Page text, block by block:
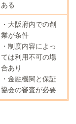
ある
・大阪府内での創
業が条件
・制度内容によっ
ては利用不可の場
合あり
・金融機関と保証
協会の審査が必要